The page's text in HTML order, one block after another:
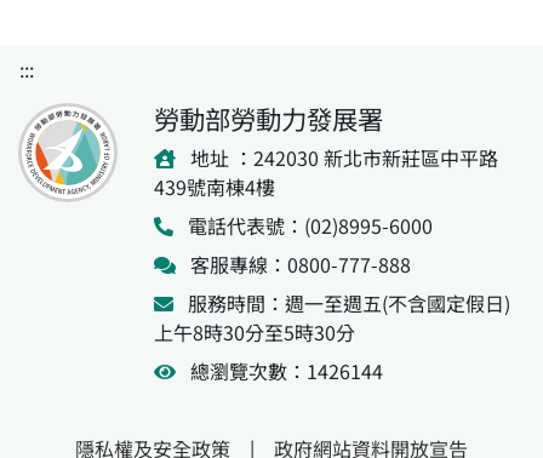
:::
勞動部勞動力發展署
地址 ：242030 新北市新莊區中平路
439號南棟4樓
電話代表號：(02)8995-6000
客服專線：0800-777-888
服務時間：週一至週五(不含國定假日)
上午8時30分至5時30分
總瀏覽次數：1426144
隱私權及安全政策 | 政府網站資料開放宣告